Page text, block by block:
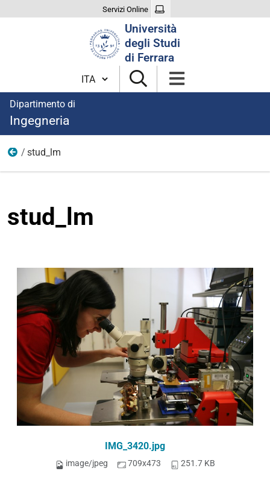
Servizi Online
Università
degli Studi
di Ferrara
Cambia lingua
Dipartimento di
Ingegneria
immagini
stud_lm
stud_lm
IMG_3420.jpg
image/jpeg 709x473 251.7 KB